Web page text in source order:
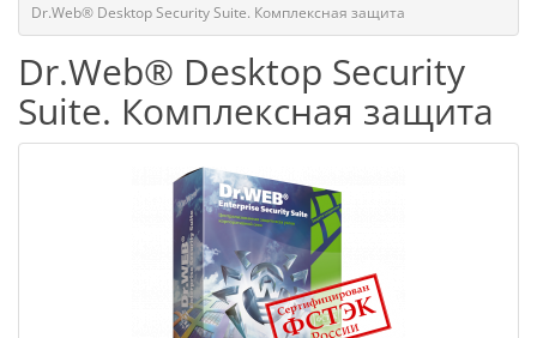
Dr.Web® Desktop Security Suite. Комплексная защита
Dr.Web® Desktop Security
Suite. Комплексная защита